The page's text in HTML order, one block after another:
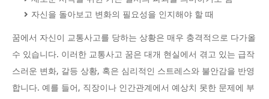
자신을 돌아보고 변화의 필요성을 인지해야 할 때
꿈에서 자신이 교통사고를 당하는 상황은 매우 충격적으로 다가올
수 있습니다. 이러한 교통사고 꿈은 대개 현실에서 겪고 있는 급작
스러운 변화, 갈등 상황, 혹은 심리적인 스트레스와 불안감을 반영
합니다. 예를 들어, 직장이나 인간관계에서 예상치 못한 문제에 부